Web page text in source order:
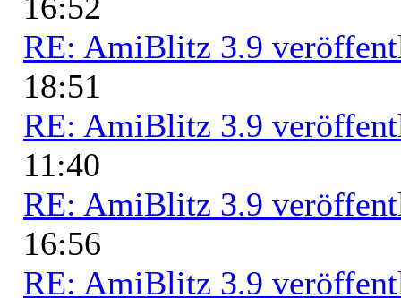
RE: AmiBlitz 3.9
18:51
RE: AmiBlitz 3.9
11:40
RE: AmiBlitz 3.9
16:56
RE: AmiBlitz 3.9